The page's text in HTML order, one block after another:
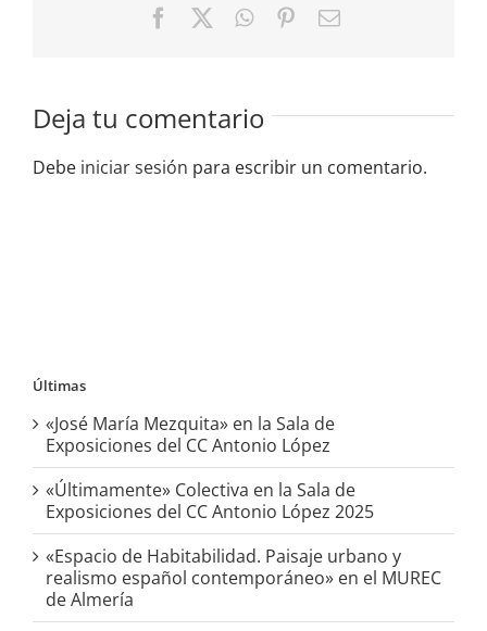
FacebookWhatsApp
PinterestCorreo
Deja tu comentario
Debe iniciar sesión para escribir un comentario.
Últimas
«José María Mezquita» en la Sala de
Exposiciones del CC Antonio López
«Últimamente» Colectiva en la Sala de
Exposiciones del CC Antonio López 2025
«Espacio de Habitabilidad. Paisaje urbano y
realismo español contemporáneo» en el MUREC
de Almería